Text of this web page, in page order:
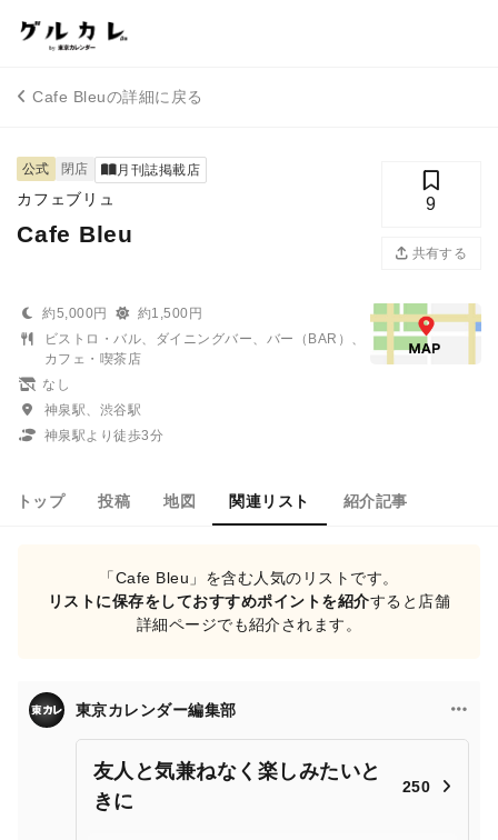
Cafe Bleuの詳細に戻る
公式 閉店 月刊誌掲載店
カフェブリュ
Cafe Bleu
9
共有する
約5,000円
約1,500円
ビストロ・バル、ダイニングバー、バー（BAR）、
カフェ・喫茶店
なし
神泉駅、渋谷駅
神泉駅より徒歩3分
トップ 投稿 地図 関連リスト 紹介記事
「Cafe Bleu」を含む人気のリストです。
リストに保存をしておすすめポイントを紹介すると店舗
詳細ページでも紹介されます。
東京カレンダー編集部
友人と気兼ねなく楽しみたいと
きに
250